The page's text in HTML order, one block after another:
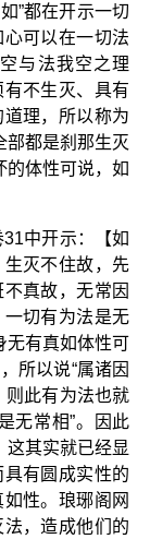
”都在开示一切
可以在一切法
与法我空之理
不生灭、具有
理，所以称为
部都是刹那生灭
的体性可说，如
中开示：【如
灭不住故，先
真故，无常因
切有为法是无
无有真如体性可
所以说“属诸因
则此有为法也就
无常相”。因此
这其实就已经显
有圆成实性的
性。琅琊阁网
，造成他们的